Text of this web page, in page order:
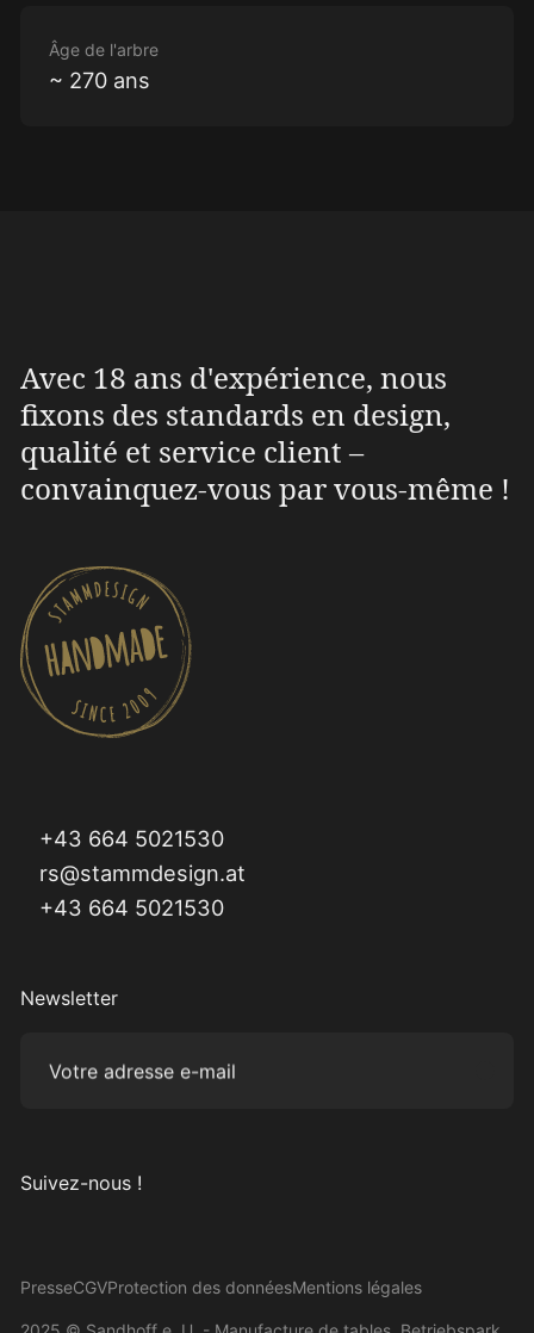
Âge de l'arbre
~ 270 ans
Avec 18 ans d'expérience, nous
fixons des standards en design,
qualité et service client –
convainquez-vous par vous-même !
+43 664 5021530
rs@stammdesign.at
+43 664 5021530
Newsletter
Votre adresse e-mail
Suivez-nous !
PresseCGVProtection des donnéesMentions légales